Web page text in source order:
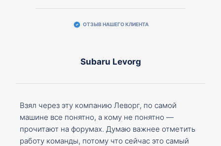
ОТЗЫВ НАШЕГО КЛИЕНТА
Subaru Levorg
Взял через эту компанию Леворг, по самой
машине все понятно, а кому не понятно —
прочитают на форумах. Думаю важнее отметить
работу команды, потому что сейчас это самый